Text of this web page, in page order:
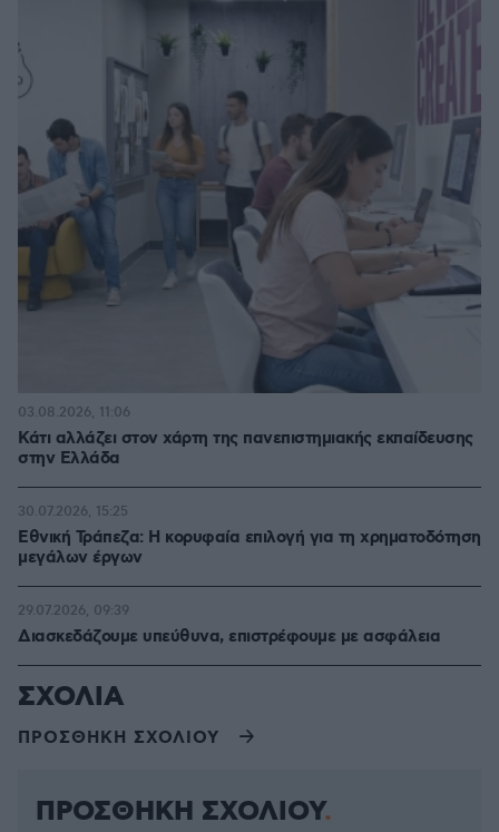
Κάτι αλλάζει στον χάρτη της πανεπιστημιακής εκπαίδευσης
στην Ελλάδα
03.08.2026, 11:06
Εθνική Τράπεζα: Η κορυφαία επιλογή για τη χρηματοδότηση
μεγάλων έργων
30.07.2026, 15:25
Διασκεδάζουμε υπεύθυνα, επιστρέφουμε με ασφάλεια
29.07.2026, 09:39
ΣΧΟΛΙΑ
ΠΡΟΣΘΗΚΗ ΣΧΟΛΙΟΥ
ΠΡΟΣΘΗΚΗ ΣΧΟΛΙΟΥ